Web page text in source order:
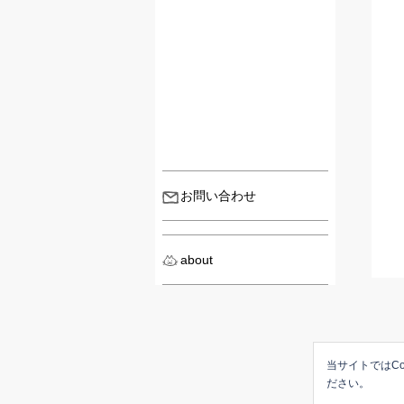
当サイトでは
ださい。
お問い合わせ
about